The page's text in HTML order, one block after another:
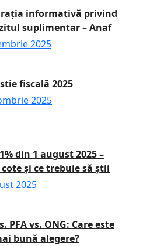
informativă privind
suplimentar – Anaf
2025
fiscală 2025
2025
din 1 august 2025 –
și ce trebuie să știi
2025
PFA vs. ONG: Care este
bună alegere?